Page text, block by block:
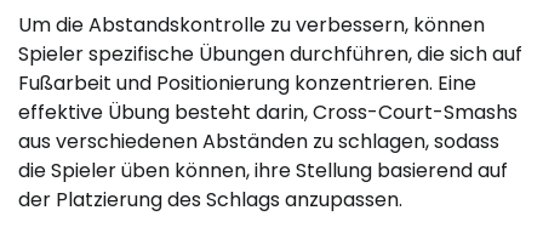
Um die Abstandskontrolle zu verbessern, können
Spieler spezifische Übungen durchführen, die sich auf
Fußarbeit und Positionierung konzentrieren. Eine
effektive Übung besteht darin, Cross-Court-Smashs
aus verschiedenen Abständen zu schlagen, sodass
die Spieler üben können, ihre Stellung basierend auf
der Platzierung des Schlags anzupassen.